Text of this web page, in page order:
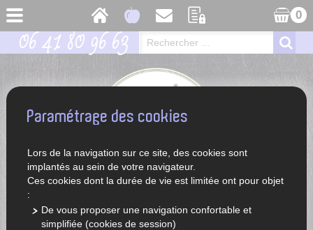
0
06 41 80 96 63
Paramétrage des cookies
Lors de la navigation sur ce site, des cookies sont
implantés au sein de votre navigateur.
Ces cookies dont la durée de vie est limitée ont pour objet
:
De vous proposer une navigation confortable et
simplifiée (cookies de session)